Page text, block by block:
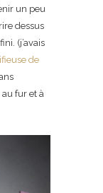
un peu
dessus
(j’avais
de
fur et à